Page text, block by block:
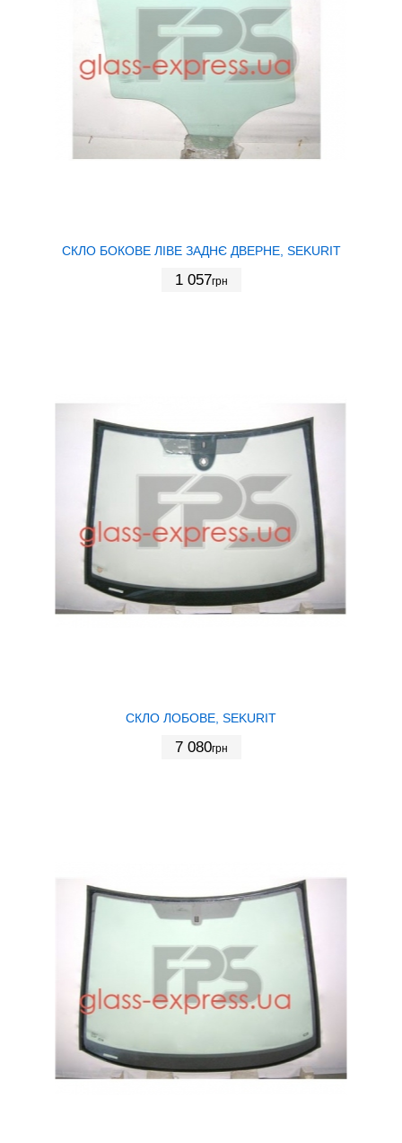
СКЛО БОКОВЕ ЛІВЕ ЗАДНЄ ДВЕРНЕ, SEKURIT
1 057грн
СКЛО ЛОБОВЕ, SEKURIT
7 080грн